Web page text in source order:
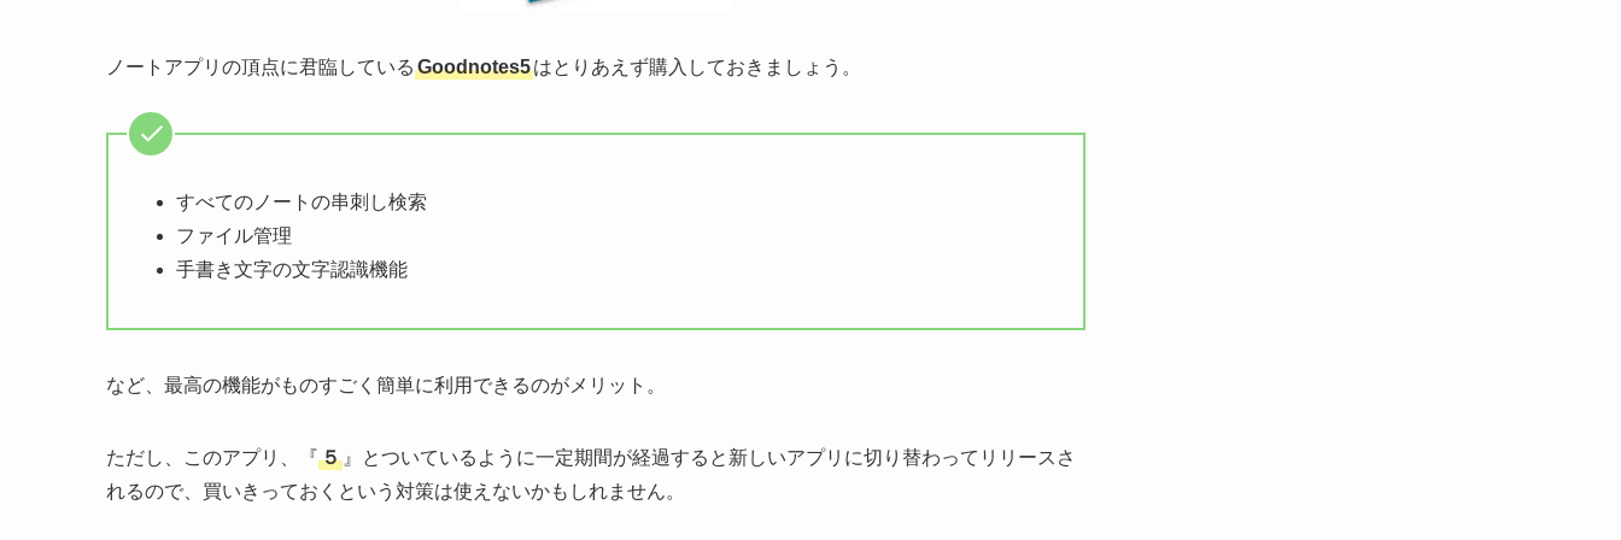
ノートアプリの頂点に君臨している Goodnotes5はとりあえず購入しておきましょう。
すべてのノートの串刺し検索
ファイル管理
手書き文字の文字認識機能
など、最高の機能がものすごく簡単に利用できるのがメリット。
ただし、このアプリ、『５ 』とついているように一定期間が経過すると新しいアプリに切り替わってリリースさ
れるので、買いきっておくという対策は使えないかもしれません。